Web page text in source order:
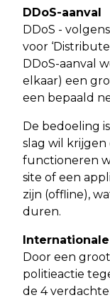
DDoS-aanval
DDoS -
voor
DDoS-aanval
elkaar) een
een bepaald
De bedoeling
slag wil
functioneren
site of een
zijn (offline),
duren.
Door een
politieactie
de 4